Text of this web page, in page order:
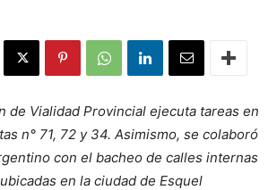
de Vialidad Provincial ejecuta tareas en
n° 71, 72 y 34. Asimismo, se colaboró
con el bacheo de calles internas
en la ciudad de Esquel